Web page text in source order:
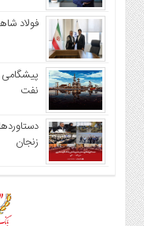
فولاد
نفت
زنجان